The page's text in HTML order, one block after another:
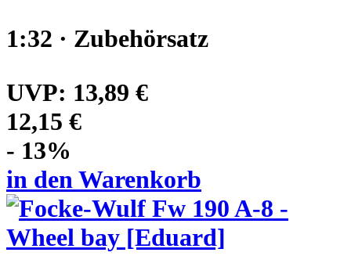
1:32 · Zubehörsatz
UVP: 13,89 €
12,15 €
- 13%
in den Warenkorb